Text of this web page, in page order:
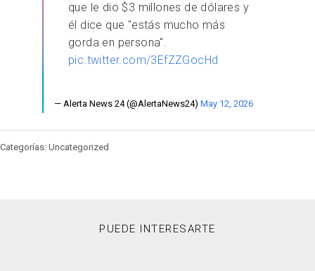
que le dio $3 millones de dólares y
él dice que "estás mucho más
gorda en persona".
pic.twitter.com/3EfZZGocHd
— Alerta News 24 (@AlertaNews24) May 12, 2026
Categorías: Uncategorized
PUEDE INTERESARTE